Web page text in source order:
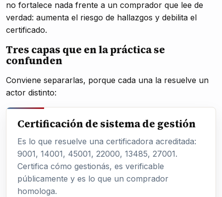
no fortalece nada frente a un comprador que lee de
verdad: aumenta el riesgo de hallazgos y debilita el
certificado.
Tres capas que en la práctica se
confunden
Conviene separarlas, porque cada una la resuelve un
actor distinto:
Certificación de sistema de gestión
Es lo que resuelve una certificadora acreditada:
9001, 14001, 45001, 22000, 13485, 27001.
Certifica cómo gestionás, es verificable
públicamente y es lo que un comprador
homologa.